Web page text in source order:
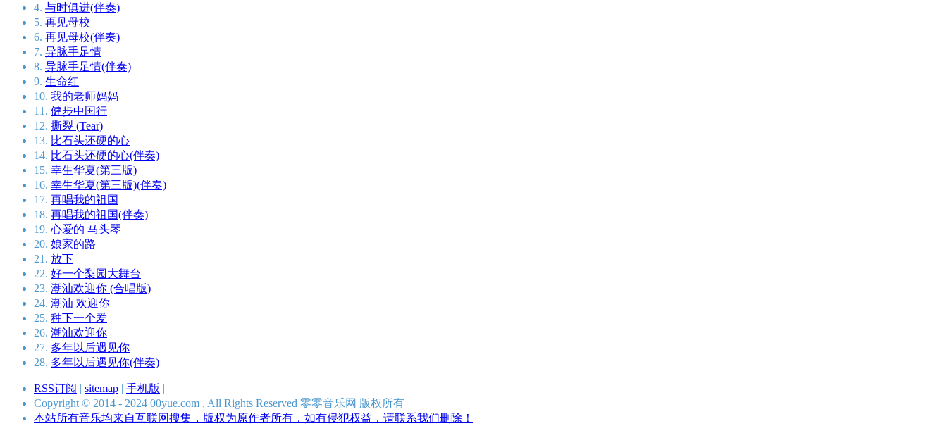
4. 与时俱进(伴奏)
5. 再见母校
6. 再见母校(伴奏)
7. 异脉手足情
8. 异脉手足情(伴奏)
9. 生命红
10. 我的老师妈妈
11. 健步中国行
12. 撕裂 (Tear)
13. 比石头还硬的心
14. 比石头还硬的心(伴奏)
15. 幸生华夏(第三版)
16. 幸生华夏(第三版)(伴奏)
17. 再唱我的祖国
18. 再唱我的祖国(伴奏)
19. 心爱的 马头琴
20. 娘家的路
21. 放下
22. 好一个梨园大舞台
23. 潮汕欢迎你 (合唱版)
24. 潮汕 欢迎你
25. 种下一个爱
26. 潮汕欢迎你
27. 多年以后遇见你
28. 多年以后遇见你(伴奏)
RSS订阅 | sitemap | 手机版 |
Copyright © 2014 - 2024 00yue.com , All Rights Reserved 零零音乐网 版权所有
本站所有音乐均来自互联网搜集，版权为原作者所有，如有侵犯权益，请联系我们删除！